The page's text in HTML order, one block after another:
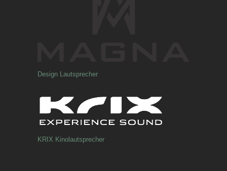
Design Lautsprecher
KRIX Kinolautsprecher